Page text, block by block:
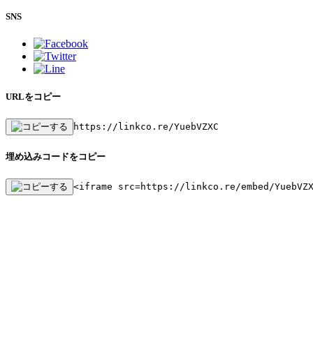
SNS
URLをコピー
https://linkco.re/YuebVZXC
埋め込みコードをコピー
<iframe src=https://linkco.re/embed/